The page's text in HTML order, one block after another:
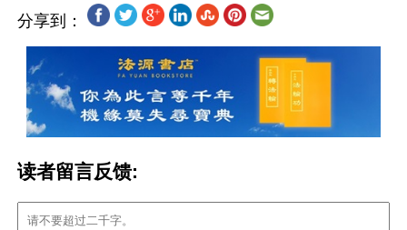
分享到：
读者留言反馈: